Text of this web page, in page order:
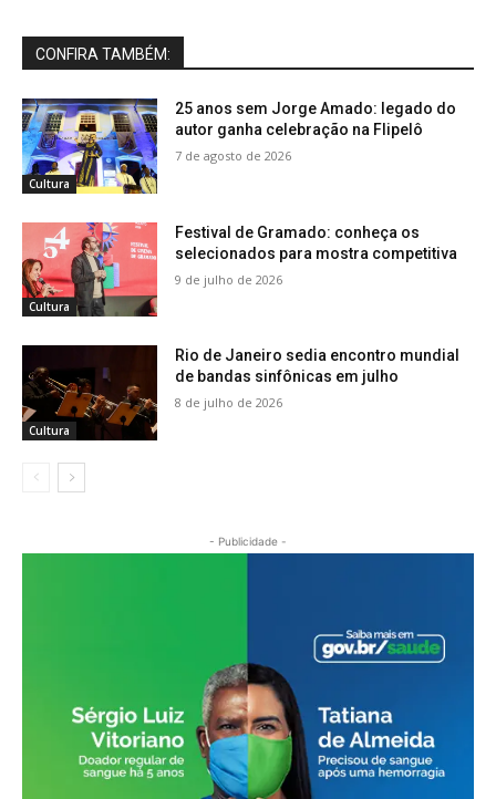
CONFIRA TAMBÉM:
Cultura
25 anos sem Jorge Amado: legado do
autor ganha celebração na Flipelô
7 de agosto de 2026
Cultura
Festival de Gramado: conheça os
selecionados para mostra competitiva
9 de julho de 2026
Cultura
Rio de Janeiro sedia encontro mundial
de bandas sinfônicas em julho
8 de julho de 2026
- Publicidade -